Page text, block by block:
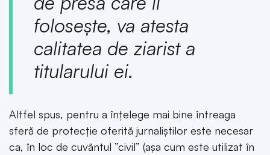
foloseşte, va atesta
calitatea de ziarist a
titularului ei.
Altfel spus, pentru a înțelege mai bine întreaga
sferă de protecție oferită jurnaliștilor este necesar
ca, în loc de cuvântul ”civil” (așa cum este utilizat în